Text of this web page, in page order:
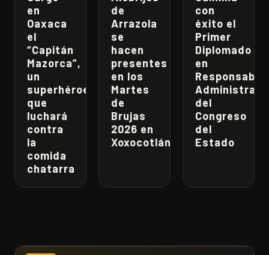
en
Oaxaca
el
“Capitán
Mazorca”,
un
superhéroe
que
luchará
contra
la
comida
chatarra
de
Arrazola
se
hacen
presentes
en los
Martes
de
Brujas
2026 en
Xoxocotlán
con
éxito el
Primer
Diplomado
en
del
Congreso
del
Estado